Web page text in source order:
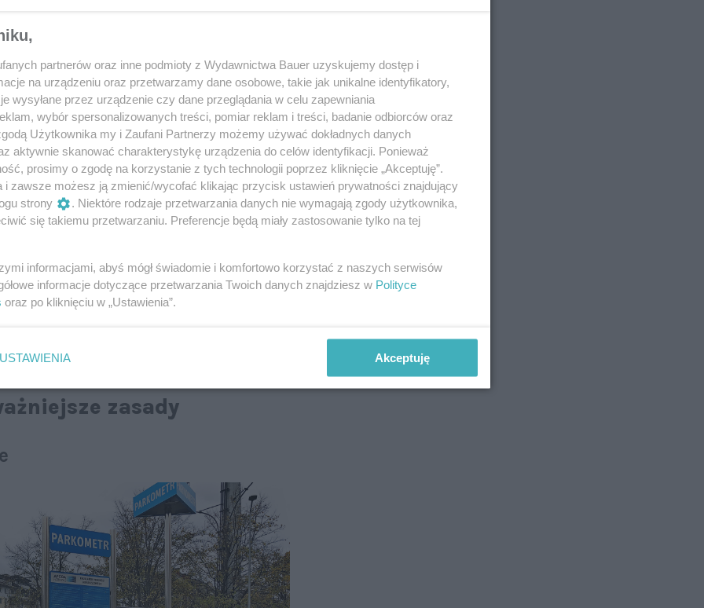
to możliwe,
aby w razie parkowania zabezpieczyć
osobę niepowołaną (czyli nie można zostawić auta
które zabraniają parkowania. W tym przypadku
„zakaz postoju” i „zakaz zatrzymywania się” są
nie każde połączenie dróg – np. przecięcie drogi
. W tym przypadku zakaz będzie dalej
takim „skrzyżowaniem” grozi mandatem.
dotyczące przyczep kempingowych. Jeśli na znaku
przyczepy, nie jest on przeznaczony dla aut
przyczepę bagażową można zaparkować.
już 1200 zł
zasady
partnerów oraz inne podmioty z Wydawnictwa Bauer uzyskujemy dostęp i
na urządzeniu oraz przetwarzamy dane osobowe, takie jak unikalne identyfikatory,
wysyłane przez urządzenie czy dane przeglądania w celu zapewniania
wybór spersonalizowanych treści, pomiar reklam i treści, badanie odbiorców oraz
Użytkownika my i Zaufani Partnerzy możemy używać dokładnych danych
aktywnie skanować charakterystykę urządzenia do celów identyfikacji. Ponieważ
prosimy o zgodę na korzystanie z tych technologii poprzez kliknięcie „Akceptuję”.
i zawsze możesz ją zmienić/wycofać klikając przycisk ustawień prywatności znajdujący
strony
. Niektóre rodzaje przetwarzania danych nie wymagają zgody użytkownika,
się takiemu przetwarzaniu. Preferencje będą miały zastosowanie tylko na tej
informacjami, abyś mógł świadomie i komfortowo korzystać z naszych serwisów
informacje dotyczące przetwarzania Twoich danych znajdziesz w Polityce
oraz po kliknięciu w „Ustawienia”.
USTAWIENIA Akceptuję